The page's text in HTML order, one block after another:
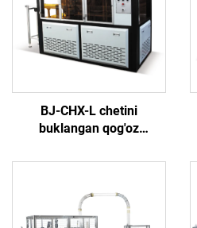
BJ-CHX-L chetini
buklangan qog'oz
mashinasi